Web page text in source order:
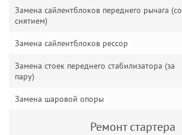
Замена сайлентблоков переднего рычага (со
снятием)
Замена сайлентблоков рессор
Замена стоек переднего стабилизатора (за
пару)
Замена шаровой опоры
Ремонт стартера